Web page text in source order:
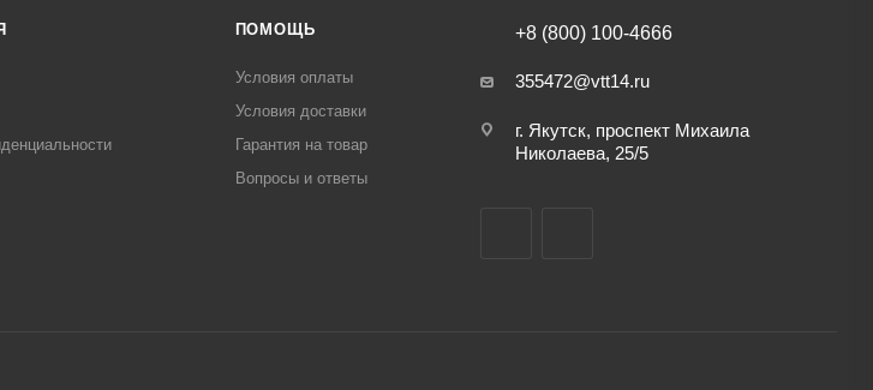
ПОМОЩЬ
Условия оплаты
Условия доставки
Гарантия на товар
Вопросы и ответы
+8 (800) 100-4666
355472@vtt14.ru
г. Якутск, проспект Михаила
Николаева, 25/5